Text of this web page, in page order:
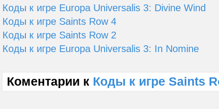
Коды к игре Europa Universalis 3: Divine Wind
Коды к игре Saints Row 4
Коды к игре Saints Row 2
Коды к игре Europa Universalis 3: In Nomine
Коментарии к Коды к игре Saints